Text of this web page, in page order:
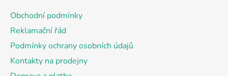
Obchodní podmínky
Reklamační řád
Podmínky ochrany osobních údajů
Kontakty na prodejny